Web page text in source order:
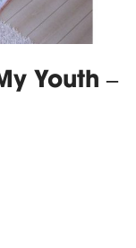
Youth –